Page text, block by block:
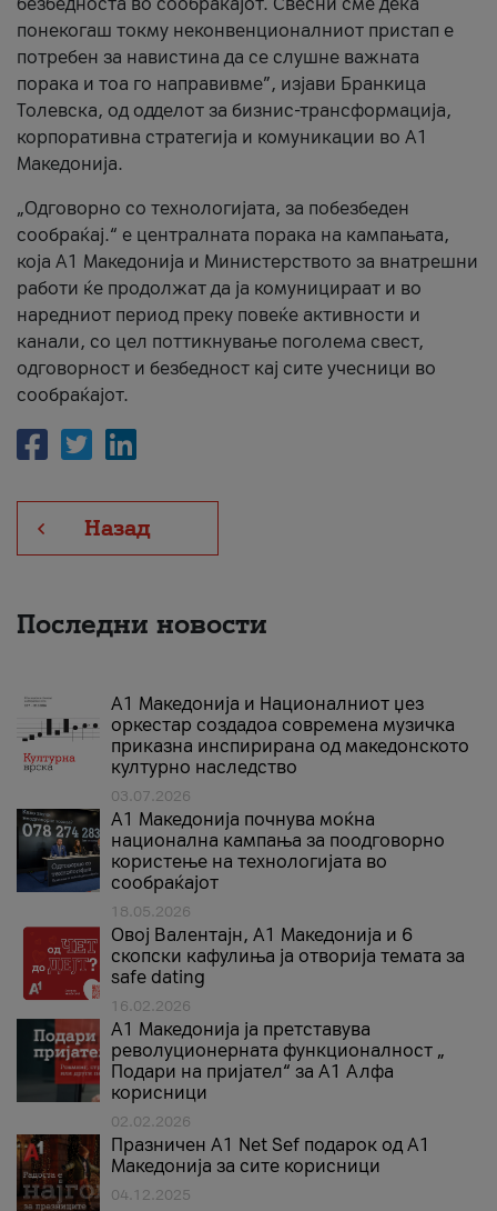
понекогаш токму неконвенционалниот пристап е
потребен за навистина да се слушне важната
порака и тоа го направивме”, изјави Бранкица
Толевска, од одделот за бизнис-трансформација,
корпоративна стратегија и комуникации во А1
Македонија.
„Одговорно со технологијата, за побезбеден
сообраќај.“ е централната порака на кампањата,
која A1 Македонија и Министерството за внатрешни
работи ќе продолжат да ја комуницираат и во
наредниот период преку повеќе активности и
канали, со цел поттикнување поголема свест,
одговорност и безбедност кај сите учесници во
сообраќајот.
Назад
Последни новости
А1 Македонија и Националниот џез
оркестар создадоа современа музичка
приказна инспирирана од македонското
културно наследство
03.07.2026
A1 Македонија почнува моќна
национална кампања за поодговорно
користење на технологијата во
сообраќајот
18.05.2026
Овој Валентајн, A1 Македонија и 6
скопски кафулиња ја отворија темата за
safe dating
16.02.2026
А1 Македонија ја претставува
револуционерната функционалност „
Подари на пријател“ за А1 Алфа
корисници
02.02.2026
Празничен A1 Net Sеf подарок од А1
Македонија за сите корисници
04.12.2025